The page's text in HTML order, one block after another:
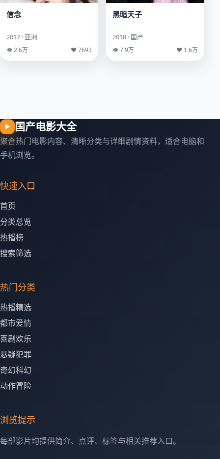
信念
2017 · 亚洲
👁 2.6万 ♥ 7693
黑暗天子
2018 · 国产
👁 7.9万 ♥ 1.6万
▶ 国产电影大全
聚合热门电影内容、清晰分类与详细剧情资料，适合电脑和
手机浏览。
快速入口
首页
分类总览
热播榜
搜索筛选
热门分类
热播精选
都市爱情
喜剧欢乐
悬疑犯罪
奇幻科幻
动作冒险
浏览提示
每部影片均提供简介、点评、标签与相关推荐入口。